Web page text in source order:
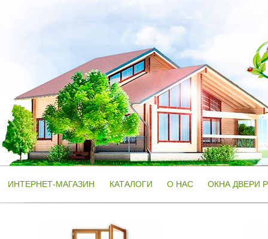
ИНТЕРНЕТ-МАГАЗИН КАТАЛОГИ О НАС ОКНА ДВЕРИ